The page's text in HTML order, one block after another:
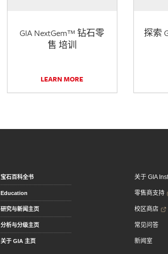
GIA NextGem™ 钻石零
售 培训
LEARN MORE
探索
宝石百科全书
Education
研究与新闻主页
分析与分级主页
关于 GIA 主页
关于 GIA
零售商支持
校区商店
常见问答
新闻室